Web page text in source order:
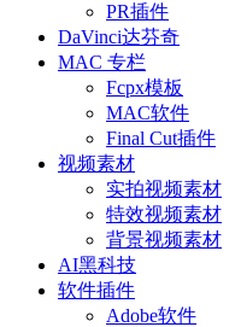
PR插件
DaVinci达芬奇
MAC 专栏
Fcpx模板
MAC软件
Final Cut插件
视频素材
实拍视频素材
特效视频素材
背景视频素材
AI黑科技
软件插件
Adobe软件